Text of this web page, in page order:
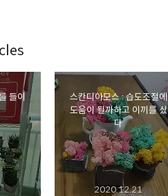
들이
스칸디아모스 : 습도조절에
도움이 될까하고 이끼를 샀
다
2020.12.21